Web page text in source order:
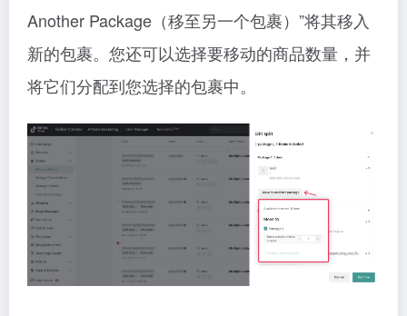
Another Package（移至另一个包裹）”将其移入
新的包裹。您还可以选择要移动的商品数量，并
将它们分配到您选择的包裹中。